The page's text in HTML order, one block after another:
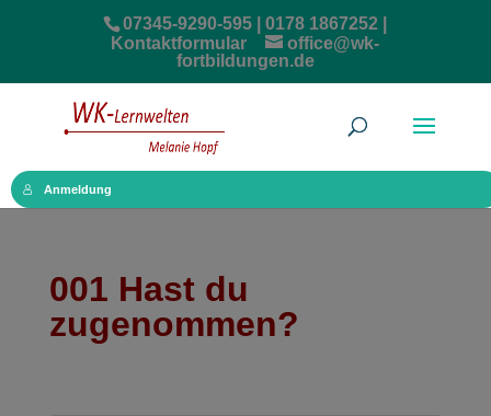
07345-9290-595 | 0178 1867252 |
Kontaktformular
office@wk-
fortbildungen.de
Anmeldung
001 Hast du
zugenommen?